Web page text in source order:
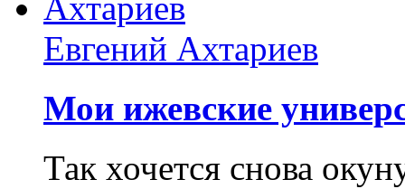
Евгений Ахтариев
Мои ижевские
Так хочется снова